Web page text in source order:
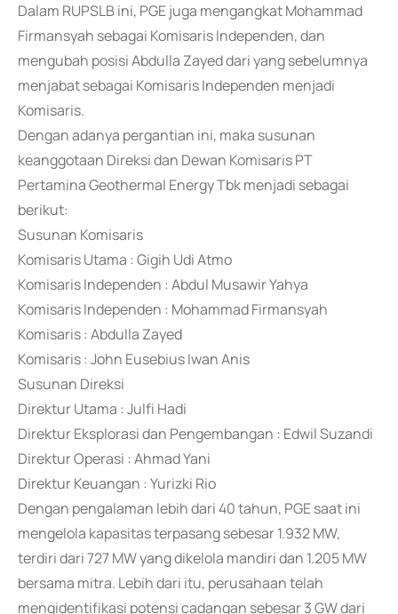
Dalam RUPSLB ini, PGE juga mengangkat Mohammad
Firmansyah sebagai Komisaris Independen, dan
mengubah posisi Abdulla Zayed dari yang sebelumnya
menjabat sebagai Komisaris Independen menjadi
Komisaris.
Dengan adanya pergantian ini, maka susunan
keanggotaan Direksi dan Dewan Komisaris PT
Pertamina Geothermal Energy Tbk menjadi sebagai
berikut:
Susunan Komisaris
Komisaris Utama : Gigih Udi Atmo
Komisaris Independen : Abdul Musawir Yahya
Komisaris Independen : Mohammad Firmansyah
Komisaris : Abdulla Zayed
Komisaris : John Eusebius Iwan Anis
Susunan Direksi
Direktur Utama : Julfi Hadi
Direktur Eksplorasi dan Pengembangan : Edwil Suzandi
Direktur Operasi : Ahmad Yani
Direktur Keuangan : Yurizki Rio
Dengan pengalaman lebih dari 40 tahun, PGE saat ini
mengelola kapasitas terpasang sebesar 1.932 MW,
terdiri dari 727 MW yang dikelola mandiri dan 1.205 MW
bersama mitra. Lebih dari itu, perusahaan telah
mengidentifikasi potensi cadangan sebesar 3 GW dari